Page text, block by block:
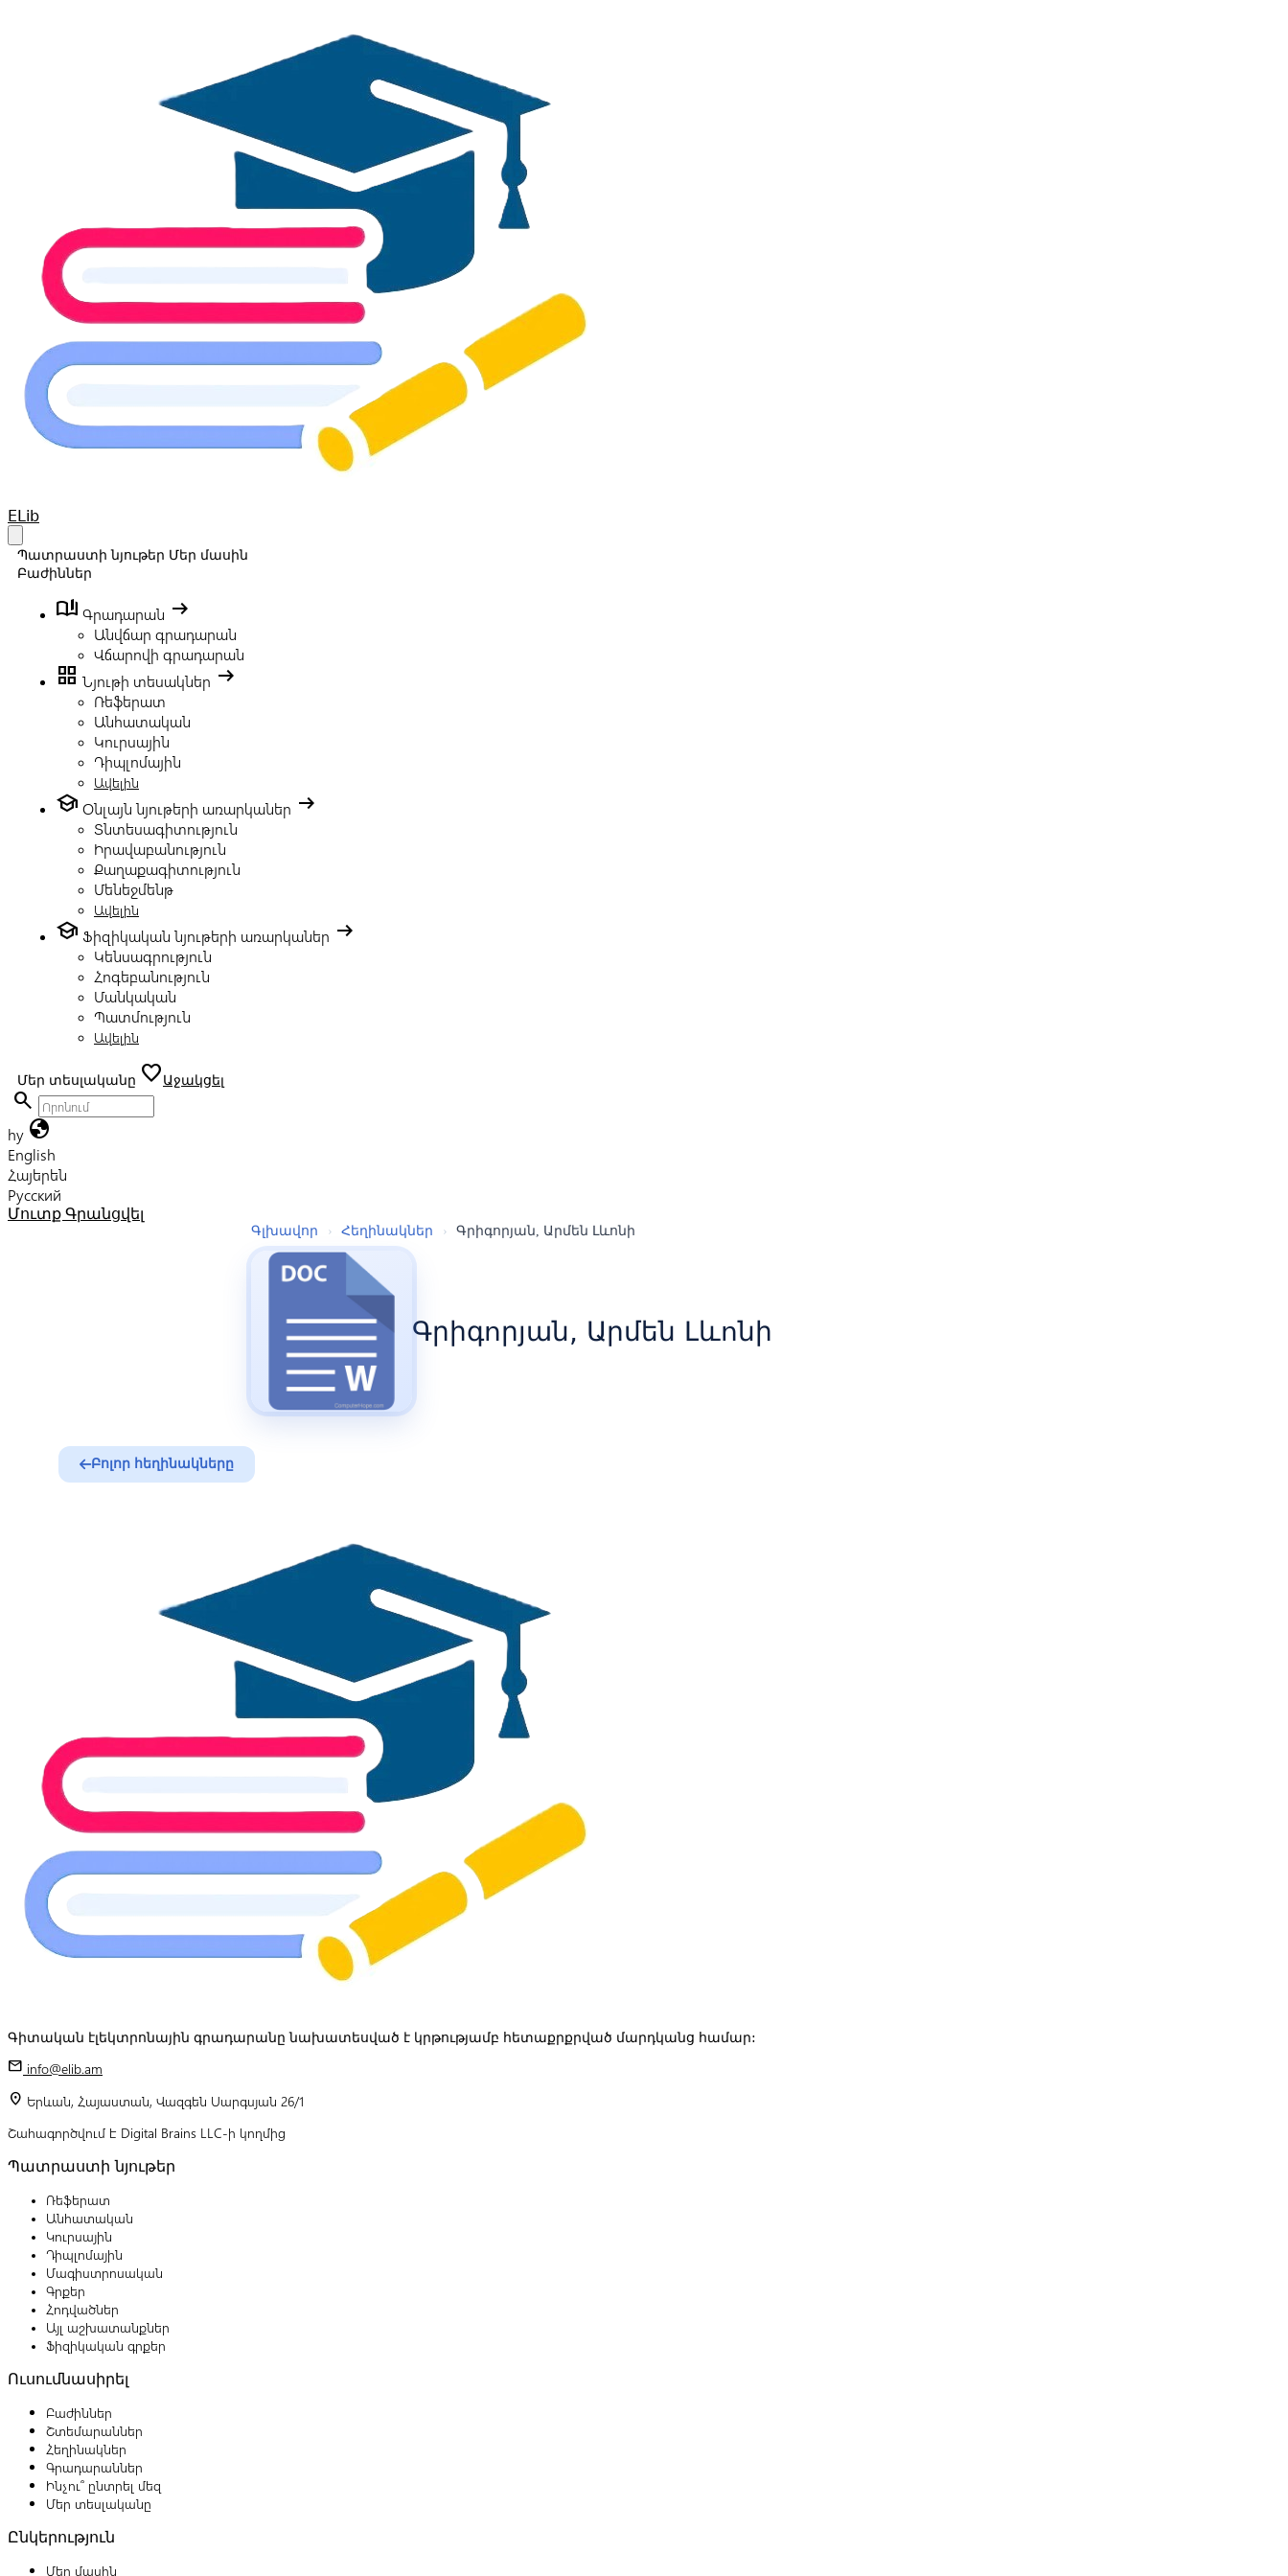
Your Company
ELib
Պատրաստի նյութեր Մեր մասին
Բաժիններ
book_ribbon Գրադարան arrow_right_alt
Անվճար գրադարան
Վճարովի գրադարան
grid_view Նյութի տեսակներ arrow_right_alt
Ռեֆերատ
Անհատական
Կուրսային
Դիպլոմային
Ավելին
school Օնլայն նյութերի առարկաներ arrow_right_alt
Տնտեսագիտություն
Իրավաբանություն
Քաղաքագիտություն
Մենեջմենթ
Ավելին
school Ֆիզիկական նյութերի առարկաներ arrow_right_alt
Կենսագրություն
Հոգեբանություն
Մանկական
Պատմություն
Ավելին
Մեր տեսլականը favoriteԱջակցել
search
hy globe
English
Հայերեն
Русский
Մուտք Գրանցվել
Գլխավոր › Հեղինակներ › Գրիգորյան, Արմեն Լևոնի
Գրիգորյան, Արմեն Լևոնի
Բոլոր հեղինակները
Գիտական էլեկտրոնային գրադարանը նախատեսված է կրթությամբ հետաքրքրված մարդկանց համար:
mail info@elib.am
location_on Երևան, Հայաստան, Վազգեն Սարգսյան 26/1
Շահագործվում է Digital Brains LLC-ի կողմից
Պատրաստի նյութեր
Ռեֆերատ
Անհատական
Կուրսային
Դիպլոմային
Մագիստրոսական
Գրքեր
Հոդվածներ
Այլ աշխատանքներ
Ֆիզիկական գրքեր
Ուսումնասիրել
Բաժիններ
Շտեմարաններ
Հեղինակներ
Գրադարաններ
Ինչու՞ ընտրել մեզ
Մեր տեսլականը
Ընկերություն
Մեր մասին